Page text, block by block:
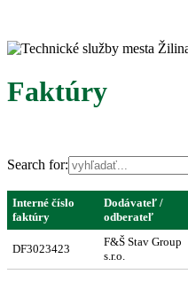
Faktúry
Search for:
Interné číslo
faktúry
Dodávateľ /
odberateľ
DF3023423
F&Š Stav Group
s.r.o.